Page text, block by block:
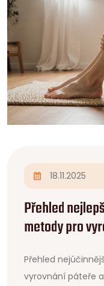
18.11.2025
Přehled
metody pro
Přehled
vyrovnání páteře